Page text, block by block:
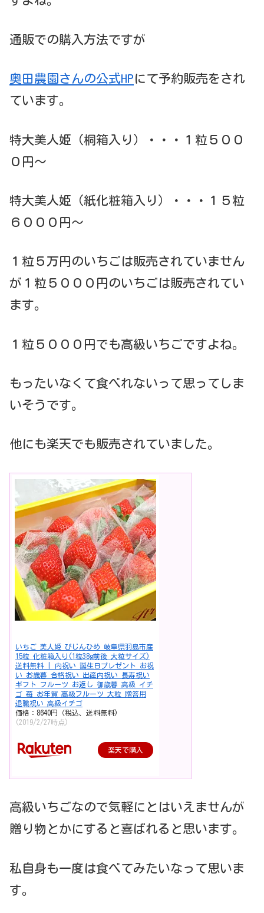
通販での購入方法ですが
奥田農園さんの公式HPにて予約販売をされ
ています。
特大美人姫（桐箱入り）・・・１粒５００
０円～
特大美人姫（紙化粧箱入り）・・・１５粒
６０００円～
１粒５万円のいちごは販売されていません
が１粒５０００円のいちごは販売されてい
ます。
１粒５０００円でも高級いちごですよね。
もったいなくて食べれないって思ってしま
いそうです。
他にも楽天でも販売されていました。
いちご 美人姫 びじんひめ 岐阜県羽島市産
15粒 化粧箱入り(1粒38g前後 大粒サイズ)
送料無料 | 内祝い 誕生日プレゼント お祝
い お歳暮 合格祝い 出産内祝い 長寿祝い
ギフト フルーツ お返し 御歳暮 高級 イチ
ゴ 苺 お年賀 高級フルーツ 大粒 贈答用
退職祝い 高級イチゴ
価格：8640円（税込、送料無料)
(2019/2/27時点)
楽天で購入
高級いちごなので気軽にとはいえませんが
贈り物とかにすると喜ばれると思います。
私自身も一度は食べてみたいなって思いま
す。